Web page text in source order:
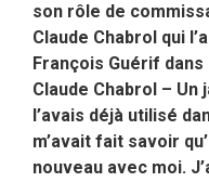
son rôle de
Claude Chabrol qui
François Guérif
Claude Chabrol – Un
l’avais déjà utilisé
m’avait fait savoir
nouveau avec moi.